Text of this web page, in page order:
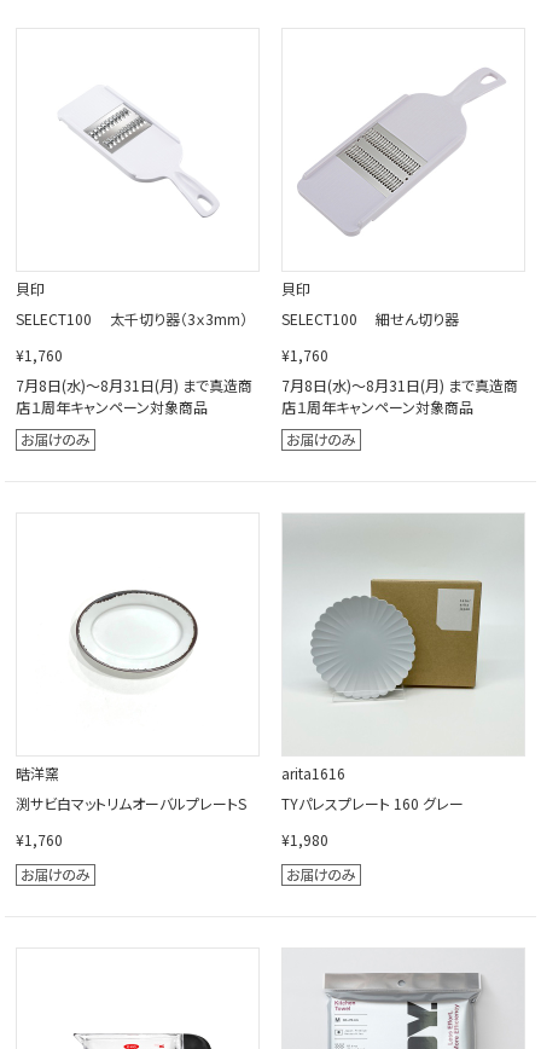
貝印
SELECT100 太千切り器（3ｘ3mm）
¥1,760
7月8日(水)～8月31日(月) まで真造商
店１周年キャンペーン対象商品
貝印
SELECT100 細せん切り器
¥1,760
7月8日(水)～8月31日(月) まで真造商
店１周年キャンペーン対象商品
晧洋窯
渕サビ白マットリムオーバルプレートS
¥1,760
arita1616
TYパレスプレート 160 グレー
¥1,980